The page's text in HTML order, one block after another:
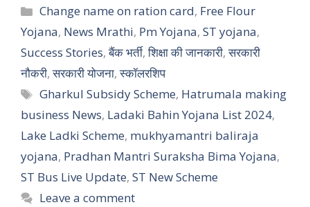
Categories
Change name on ration card, Free Flour
Yojana, News Mrathi, Pm Yojana, ST yojana,
Success Stories,बैंक भर्ती,शिक्षा की जानकारी,सरकारी
नौकरी,सरकारी योजना,स्कॉलरशिप
Tags
Gharkul Subsidy Scheme, Hatrumala making
business News, Ladaki Bahin Yojana List 2024,
Lake Ladki Scheme, mukhyamantri baliraja
yojana, Pradhan Mantri Suraksha Bima Yojana,
ST Bus Live Update, ST New Scheme
Leave a comment